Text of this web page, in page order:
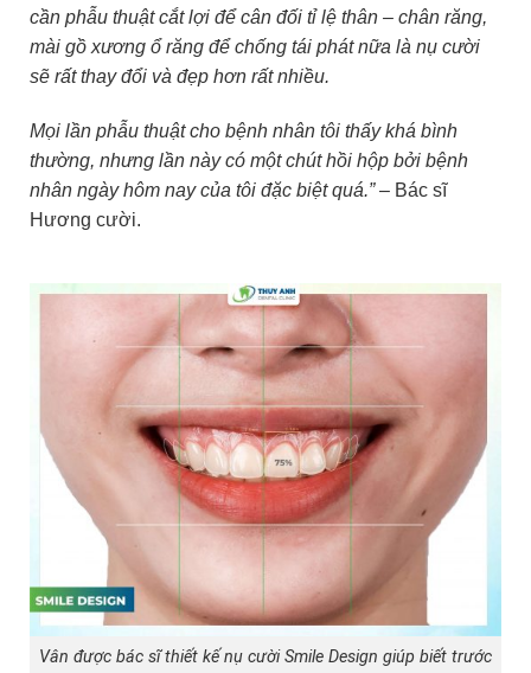
cần phẫu thuật cắt lợi để cân đối tỉ lệ thân – chân răng,
mài gồ xương ổ răng để chống tái phát nữa là nụ cười
sẽ rất thay đổi và đẹp hơn rất nhiều.
Mọi lần phẫu thuật cho bệnh nhân tôi thấy khá bình
thường, nhưng lần này có một chút hồi hộp bởi bệnh
nhân ngày hôm nay của tôi đặc biệt quá.”– Bác sĩ
Hương cười.
Vân được bác sĩ thiết kế nụ cười Smile Design giúp biết trước